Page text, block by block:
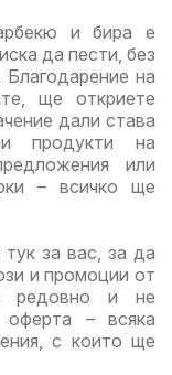
и бира е
да пести, без
на
ще откриете
дали става
продукти на
или
– всичко ще
тук за вас, за да
и промоции от
редовно и не
оферта – всяка
с които ще